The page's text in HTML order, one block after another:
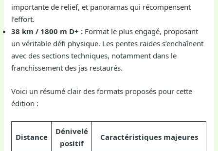
importante de relief, et panoramas qui récompensent
l’effort.
38 km / 1800 m D+ : Format le plus engagé, proposant
un véritable défi physique. Les pentes raides s’enchaînent
avec des sections techniques, notamment dans le
franchissement des jas restaurés.
Voici un résumé clair des formats proposés pour cette
édition :
Distance
Dénivelé
positif
Caractéristiques majeures